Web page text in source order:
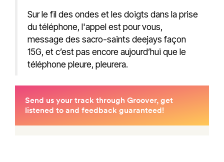
Sur le fil des ondes et les doigts dans la prise
du téléphone, l'appel est pour vous,
message des sacro-saints deejays façon
15G, et c’est pas encore aujourd’hui que le
téléphone pleure, pleurera.